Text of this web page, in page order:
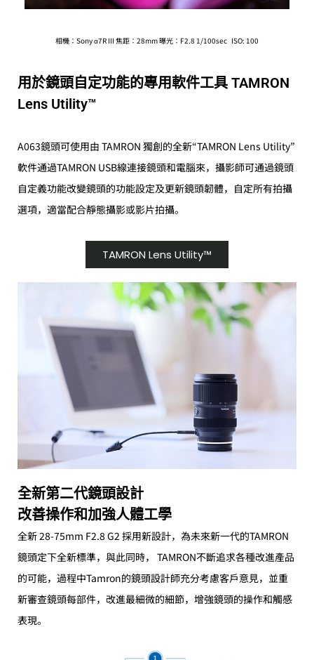
相機：Sony α7R III 焦距：28mm 曝光：F2.8 1/100sec ISO: 100
用於鏡頭自定功能的專用軟件工具 TAMRON
Lens Utility™
A063鏡頭可使用由 TAMRON 獨創的全新“TAMRON Lens Utility”
軟件通過TAMRON USB線連接鏡頭和電腦來，攝影師可通過鏡頭
自定義功能改變鏡頭的功能設定及更新鏡頭韌體，自定所有拍攝
選項，適當配合靜態攝影或影片拍攝。
TAMRON Lens Utility™
全新第二代鏡頭設計
改善操作和加強人體工學
全新 28-75mm F2.8 G2 採用新設計，為未來新一代的TAMRON
鏡頭定下全新標準，與此同時， TAMRON不斷追求各種改進產品
的可能，過程中Tamron的鏡頭設計師充分考慮客戶意見，並重
新審查鏡頭每部件，改進最細微的細節，增強鏡頭的操作和觸感
表現。